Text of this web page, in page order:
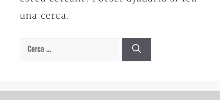
una cerca.
Cerca: